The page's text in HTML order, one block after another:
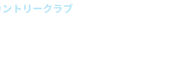
トリークラブ